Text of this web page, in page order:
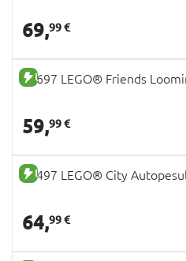
69,99 €
UUS TOODE
42697 LEGO® Friends
59,99 €
UUS TOODE
60497 LEGO® City
64,99 €